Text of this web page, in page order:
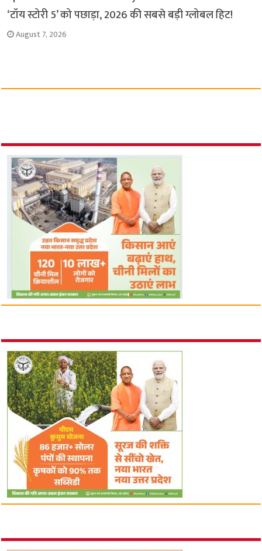
‘टॉय स्टोरी 5’ को पछाड़ा, 2026 की सबसे बड़ी ग्लोबल हिट!
August 7, 2026